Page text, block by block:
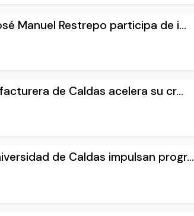
Manuel Restrepo participa de i...
de Caldas acelera su cr...
de Caldas impulsan progr...